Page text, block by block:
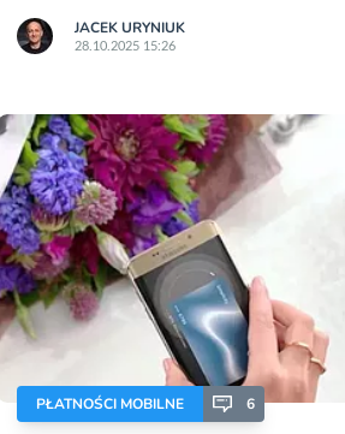
JACEK URYNIUK
28.10.2025 15:26
PŁATNOŚCI MOBILNE 6